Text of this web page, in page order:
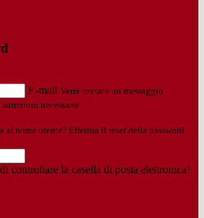
E-mail Verrà inviato un messaggio
necessarie.
al nome utente? Effettua il reset della password
controllare la casella di posta elettronica!